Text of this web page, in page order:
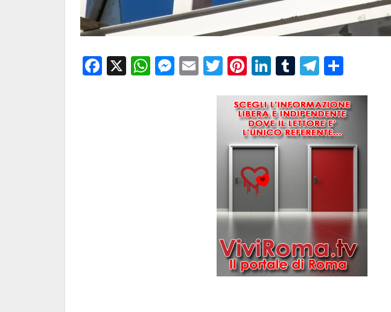
Facebook
X WhatsApp
Messenger
EmailTwitter
Pinterest
LinkedIn
TumblrTelegram